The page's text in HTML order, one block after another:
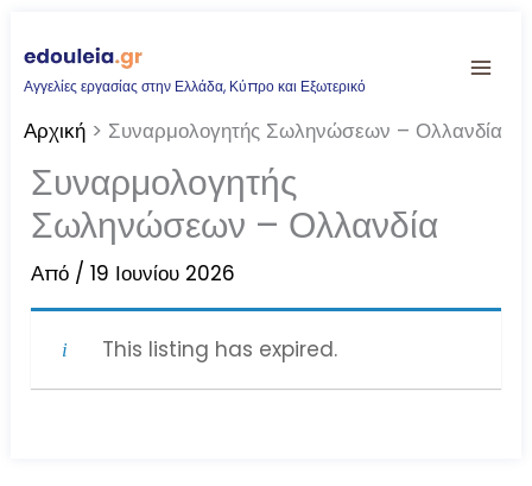
στο
περιεχόμενο
Αγγελίες εργασίας στην Ελλάδα, Κύπρο και Εξωτερικό
Αρχική Συναρμολογητής Σωληνώσεων – Ολλανδία
Συναρμολογητής
Σωληνώσεων – Ολλανδία
Από /19 Ιουνίου 2026
This listing has expired.